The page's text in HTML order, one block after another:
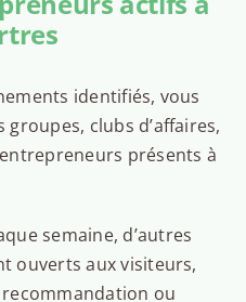
identifiés, vous
clubs d’affaires,
présents à
semaine, d’autres
ouverts aux visiteurs,
ou